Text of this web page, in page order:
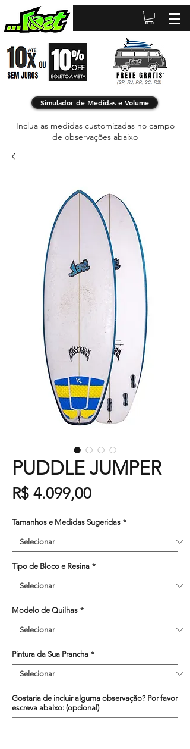
Simulador de Medidas e Volume
Inclua as medidas customizadas no campo
de observações abaixo
PUDDLE JUMPER
R$ 4.099,00Preço
Tamanhos e Medidas Sugeridas *
Tipo de Bloco e Resina *
Modelo de Quilhas *
Pintura da Sua Prancha *
Gostaria de incluir alguma observação? Por favor
escreva abaixo: (opcional)